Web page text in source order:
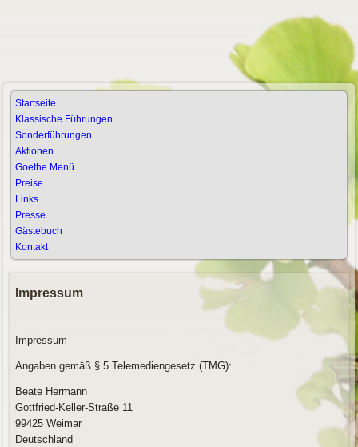
Startseite
Klassische Führungen
Sonderführungen
Aktionen
Goethe Menü
Preise
Links
Presse
Gästebuch
Kontakt
Impressum
Impressum
Angaben gemäß § 5 Telemediengesetz (TMG):
Beate Hermann
Gottfried-Keller-Straße 11
99425 Weimar
Deutschland